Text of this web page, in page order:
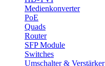
Medienkonverter
PoE
Quads
Router
SFP Module
Switches
Umschalter & Verstärker